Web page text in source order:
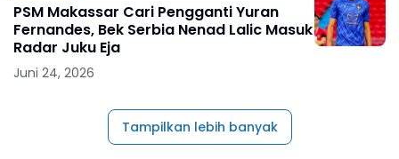
PSM Makassar Cari Pengganti Yuran
Fernandes, Bek Serbia Nenad Lalic Masuk
Radar Juku Eja
Juni 24, 2026
Tampilkan lebih banyak